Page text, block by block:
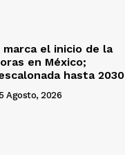
el inicio de la
en México;
hasta 2030
5 Agosto, 2026